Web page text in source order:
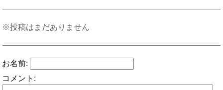
※投稿はまだありません
お名前:
コメント: